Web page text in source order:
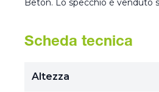
Beton. Lo specchio è venduto
Scheda tecnica
Altezza